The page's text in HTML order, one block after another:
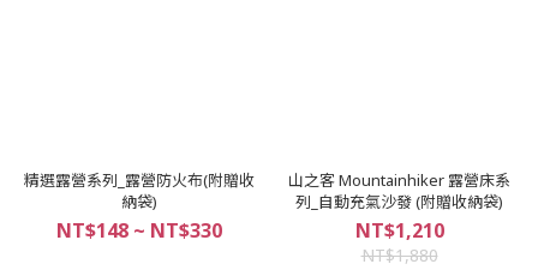
精選露營系列_露營防火布(附贈收
納袋)
NT$148 ~ NT$330
山之客 Mountainhiker 露營床系
列_自動充氣沙發 (附贈收納袋)
NT$1,210
NT$1,880